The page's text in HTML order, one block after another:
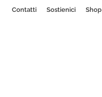
Contatti
Sostienici Shop